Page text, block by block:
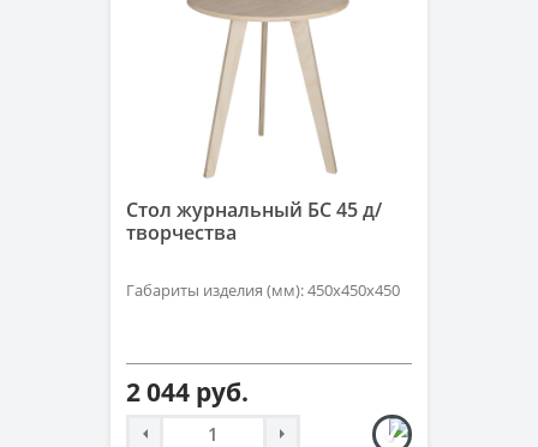
Стол журнальный БС 45 д/
творчества
Габариты изделия (мм): 450х450х450
2 044 руб.